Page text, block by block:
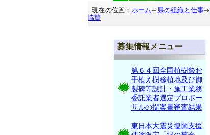
現在の位置： ホーム 県の組織と仕事
協賛
募集情報メニュー
第６４回全国植樹祭お
手植え樹移植地及び御
製碑等設計・施工業務
委託業者選定プロポー
ザルの提案書審査結果
東日本大震災復興支援